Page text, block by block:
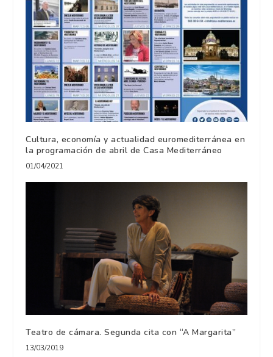
Cultura, economía y actualidad euromediterránea en
la programación de abril de Casa Mediterráneo
01/04/2021
Teatro de cámara. Segunda cita con “A Margarita”
13/03/2019